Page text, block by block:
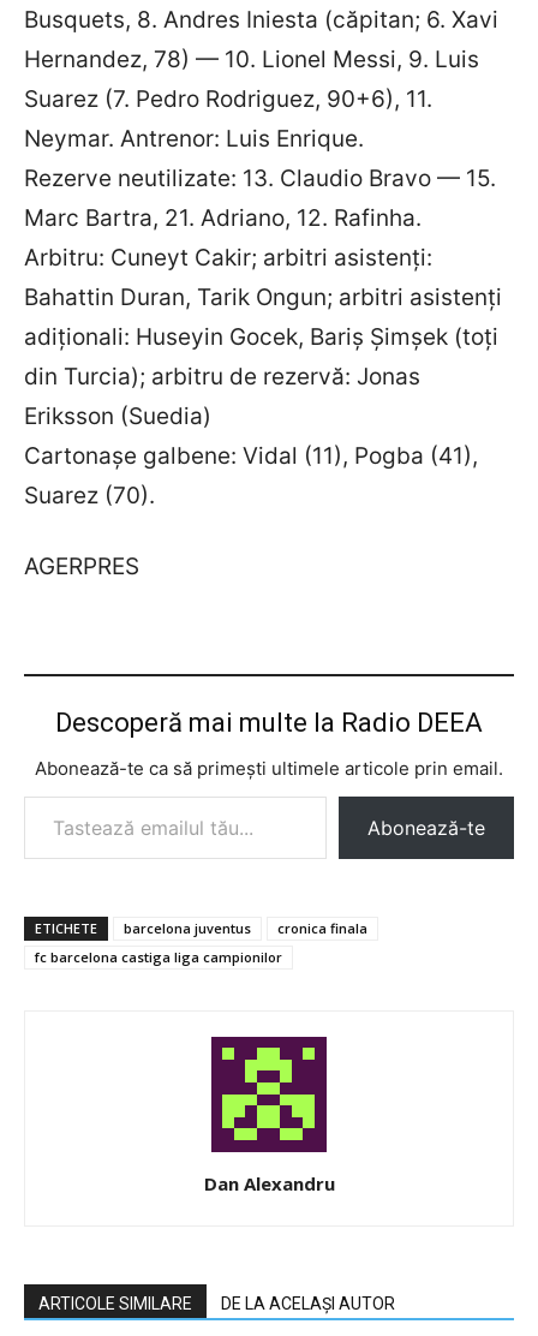
Busquets, 8. Andres Iniesta (căpitan; 6. Xavi
Hernandez, 78) — 10. Lionel Messi, 9. Luis
Suarez (7. Pedro Rodriguez, 90+6), 11.
Neymar. Antrenor: Luis Enrique.
Rezerve neutilizate: 13. Claudio Bravo — 15.
Marc Bartra, 21. Adriano, 12. Rafinha.
Arbitru: Cuneyt Cakir; arbitri asistenți:
Bahattin Duran, Tarik Ongun; arbitri asistenți
adiționali: Huseyin Gocek, Bariș Șimșek (toți
din Turcia); arbitru de rezervă: Jonas
Eriksson (Suedia)
Cartonașe galbene: Vidal (11), Pogba (41),
Suarez (70).
AGERPRES
Descoperă mai multe la Radio DEEA
Abonează-te ca să primești ultimele articole prin email.
Tastează emailul tău...
Abonează-te
ETICHETE barcelona juventus
cronica finala
fc barcelona castiga liga campionilor
Dan Alexandru
ARTICOLE SIMILARE DE LA ACELAȘI AUTOR